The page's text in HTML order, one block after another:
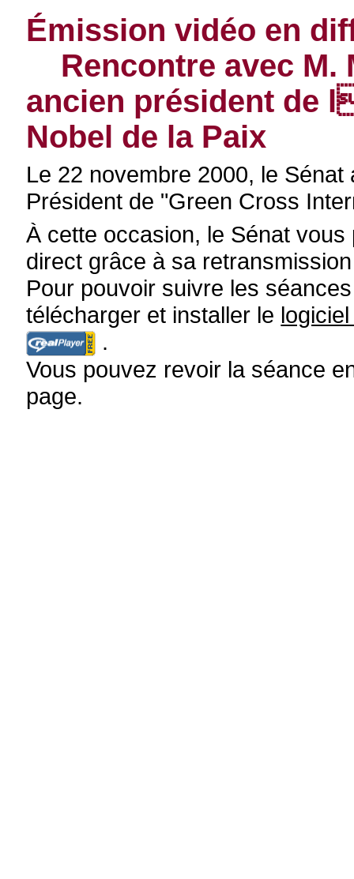
Émission vidéo en
Rencontre avec M.
ancien président de
Nobel de la Paix
Le 22 novembre 2000, le
Président de "Green Cross
À cette occasion, le Sénat
direct grâce à sa
Pour pouvoir suivre les
télécharger et installer le
.
Vous pouvez revoir la séance
page.